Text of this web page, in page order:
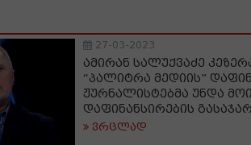
27-03-2023
ამირან სალუქვაძე
“პალიტრა მედიის”
ჟურნალისტებმა უნდა
დაფინანსირების
ვრცლად